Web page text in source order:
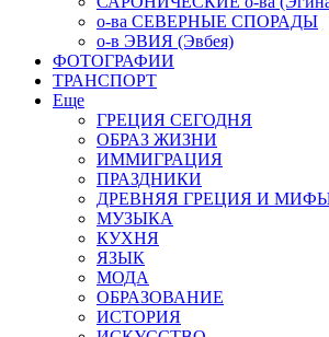
о-ва СЕВЕРНЫЕ СПОРАДЫ
о-в ЭВИЯ (Эвбея)
ФОТОГРАФИИ
ТРАНСПОРТ
Еще
ГРЕЦИЯ СЕГОДНЯ
ОБРАЗ ЖИЗНИ
ИММИГРАЦИЯ
ПРАЗДНИКИ
ДРЕВНЯЯ ГРЕЦИЯ И
МУЗЫКА
КУХНЯ
ЯЗЫК
МОДА
ОБРАЗОВАНИЕ
ИСТОРИЯ